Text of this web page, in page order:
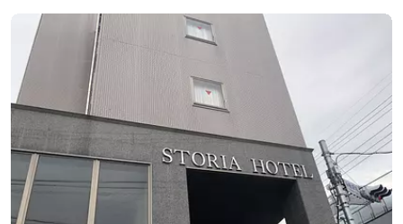
セットなどの食材も事前にご...